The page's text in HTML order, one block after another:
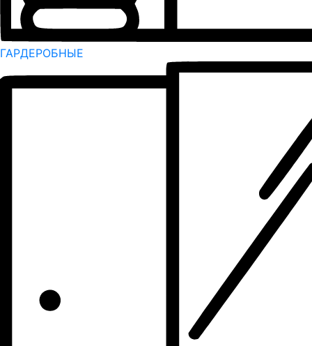
ГАРДЕРОБНЫЕ